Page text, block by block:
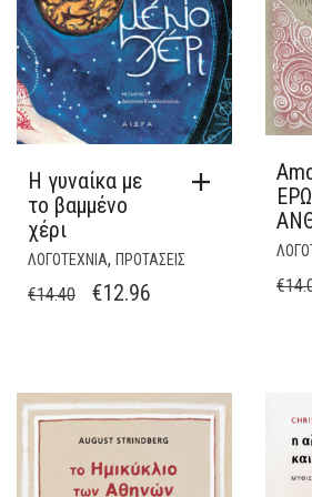
Η γυναίκα με
το βαμμένο
χέρι
ΛΟΓΟΤΕΧΝΙΑ, ΠΡΟΤΑΣΕΙΣ
€14.40
ORIGINAL
€12.96
€12.96.
€